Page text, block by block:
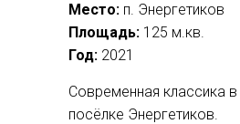
Место: п. Энергетиков
Площадь: 125 м.кв.
Год: 2021
Современная классика в
посёлке Энергетиков.